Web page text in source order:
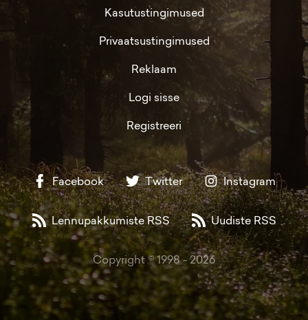
Kasutustingimused
Privaatsustingimused
Reklaam
Logi sisse
Registreeri
Facebook Twitter Instagram
Lennupakkumiste RSS Uudiste RSS
Copyright © 1998 -2026